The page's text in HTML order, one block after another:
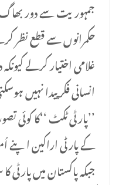
جمہوریت سے دور
حکمرانوں سے قطع نظر
غلامی اختیار کرلے
انسانی فکر پیدا نہیں
’’پارٹی ٹکٹ ‘‘کا کوئی
کے پارٹی اراکین اپنے
جبکہ پاکستان میں پارٹی